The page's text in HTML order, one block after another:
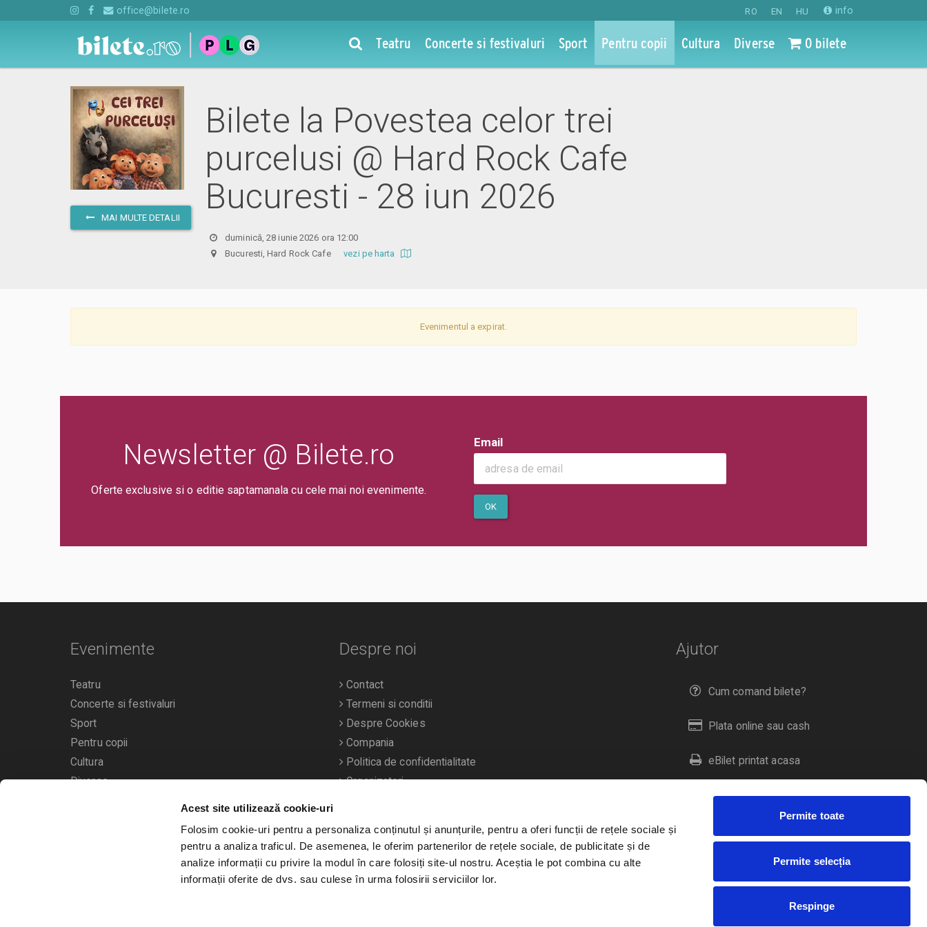
Acest site utilizează cookie-uri
Folosim cookie-uri pentru a personaliza conținutul și anunțurile, pentru a oferi funcții de rețele sociale și
pentru a analiza traficul. De asemenea, le oferim partenerilor de rețele sociale, de publicitate și de
analize informații cu privire la modul în care folosiți site-ul nostru. Aceștia le pot combina cu alte
informații oferite de dvs. sau culese în urma folosirii serviciilor lor.
Permite toate
Permite selecția
Respinge
RO EN HU info
office@bilete.ro
Teatru Concerte si festivaluri Sport Pentru copii Cultura Diverse 0 bilete
MAI MULTE DETALII
Bilete la Povestea celor trei
purcelusi @ Hard Rock Cafe
Bucuresti - 28 iun 2026
duminică, 28 iunie 2026 ora 12:00
Bucuresti, Hard Rock Cafevezi pe harta
Evenimentul a expirat.
Newsletter @ Bilete.ro
Oferte exclusive si o editie saptamanala cu cele mai noi evenimente.
Email
OK
Ajutor
Cum comand bilete?
Plata online sau cash
eBilet printat acasa
Livrare prin curier
Duplicare bilete
Evenimente
Teatru
Concerte si festivaluri
Sport
Pentru copii
Cultura
Diverse
Calendarul evenimentelor
Despre noi
Contact
Termeni si conditii
Despre Cookies
Compania
Politica de confidentialitate
Organizatori